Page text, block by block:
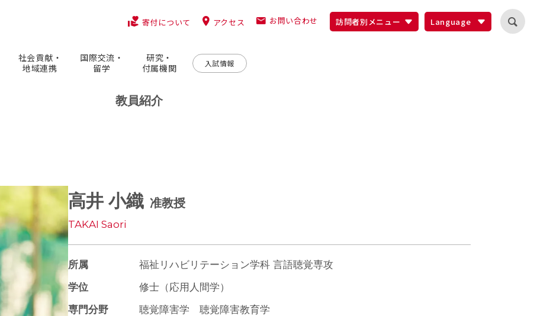
寄付について アクセス お問い合わせ 訪問者別メニュー Language
社会貢献・
地域連携
国際交流・
留学
研究・
付属機関
入試情報
教員紹介
高井 小織 准教授
TAKAI Saori
所属
福祉リハビリテーション学科 言語聴覚専攻
学位
修士（応用人間学）
専門分野
聴覚障害学 聴覚障害教育学